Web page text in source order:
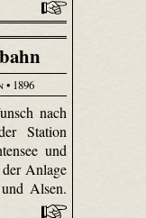
• 1896
nach
Station
und
Anlage
Alsen.